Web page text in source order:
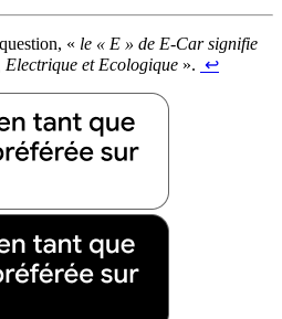
« le « E » de E-Car signifie
et Ecologique ». ↩︎